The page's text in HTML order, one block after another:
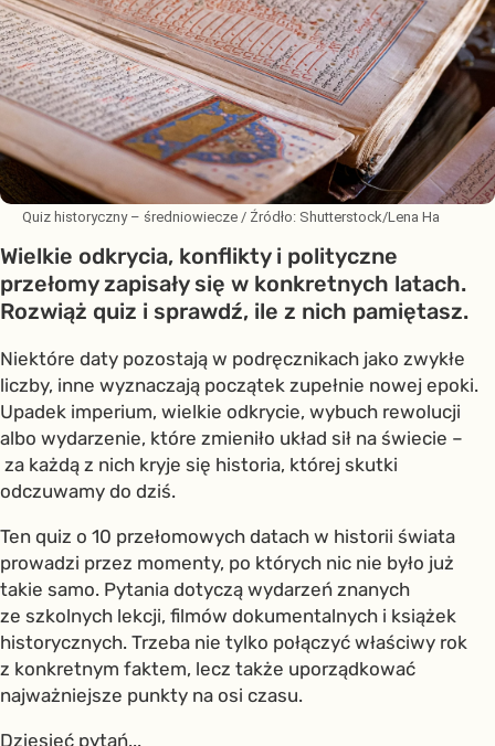
Quiz historyczny – średniowiecze / Źródło: Shutterstock/Lena Ha
Wielkie odkrycia, konflikty i polityczne
przełomy zapisały się w konkretnych latach.
Rozwiąż quiz i sprawdź, ile z nich pamiętasz.
Niektóre daty pozostają w podręcznikach jako zwykłe
liczby, inne wyznaczają początek zupełnie nowej epoki.
Upadek imperium, wielkie odkrycie, wybuch rewolucji
albo wydarzenie, które zmieniło układ sił na świecie –
za każdą z nich kryje się historia, której skutki
odczuwamy do dziś.
Ten quiz o 10 przełomowych datach w historii świata
prowadzi przez momenty, po których nic nie było już
takie samo. Pytania dotyczą wydarzeń znanych
ze szkolnych lekcji, filmów dokumentalnych i książek
historycznych. Trzeba nie tylko połączyć właściwy rok
z konkretnym faktem, lecz także uporządkować
najważniejsze punkty na osi czasu.
Dziesięć pytań...